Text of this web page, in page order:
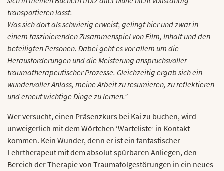
transportieren lässt.
Was sich dort als schwierig erweist, gelingt hier und zwar in
einem faszinierenden Zusammenspiel von Film, Inhalt und den
beteiligten Personen. Dabei geht es vor allem um die
Herausforderungen und die Meisterung anspruchsvoller
traumatherapeutischer Prozesse. Gleichzeitig ergab sich ein
wundervoller Anlass, meine Arbeit zu resümieren, zu reflektieren
und erneut wichtige Dinge zu lernen.”
Wer versucht, einen Präsenzkurs bei Kai zu buchen, wird
unweigerlich mit dem Wörtchen ‘Warteliste’ in Kontakt
kommen. Kein Wunder, denn er ist ein fantastischer
Lehrtherapeut mit dem absolut spürbaren Anliegen, den
Bereich der Therapie von Traumafolgestörungen in ein neues